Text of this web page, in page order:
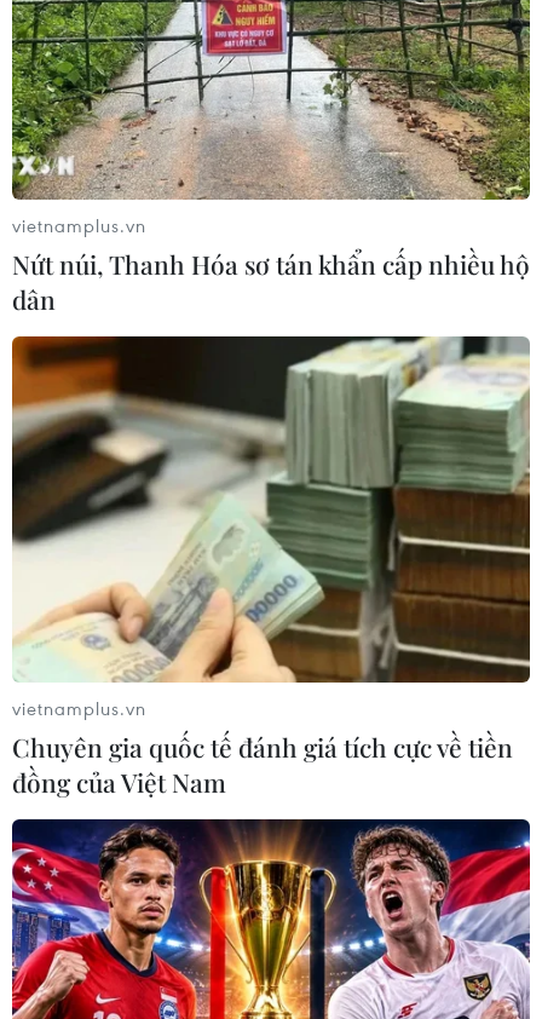
Nam năm 2019 tại Bình Dương
12/06/2019 06:15
Triển lãm giới thiệu đến khách tham quan hơn 200 gian
hàng với các sản phẩm dùng cho các ngành công
nghiệp chủ chốt như sản xuất, chế tạo, gia công, bao bì,
nhựa, thực phẩm,... đến từ nhiều quốc gia.
Samsung sẽ xây trung tâm R&D lớn nhất
Đông Nam Á ở Việt Nam
14/06/2019 14:10
Trong cuộc gặp với Thủ tướng, ông Choi Joo Ho, Tổng
giám đốc Tổ hợp Samsung tại Việt Nam cho biết hiện
đang tiến hành các thủ tục cần thiết để xây dựng trung
tâm nghiên cứu-phát triển ở Hà Nội.
vietnamplus.vn
Nứt núi, Thanh Hóa sơ tán khẩn cấp nhiều hộ
dân
vietnamplus.vn
Chuyên gia quốc tế đánh giá tích cực về tiền
đồng của Việt Nam